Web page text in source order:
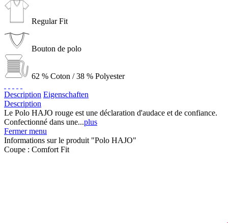
Regular Fit
Bouton de polo
62 % Coton / 38 % Polyester
Description Eigenschaften
Description
Le Polo HAJO rouge est une déclaration d'audace et de confiance.
Confectionné dans une...plus
Fermer menu
Informations sur le produit "Polo HAJO"
Coupe : Comfort Fit